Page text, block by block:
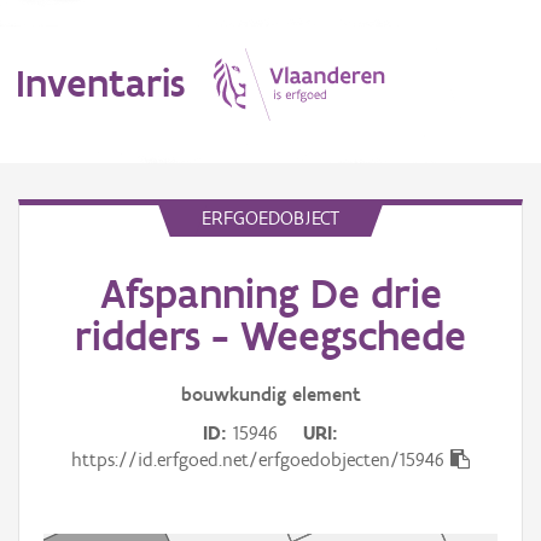
Inventaris
Erfgoedobject
Aanduidingsobject
ERFGOEDOBJECT
Afspanning De drie
ridders - Weegschede
bouwkundig element
ID 15946
URI
https://id.erfgoed.net/erfgoedobjecten/15946